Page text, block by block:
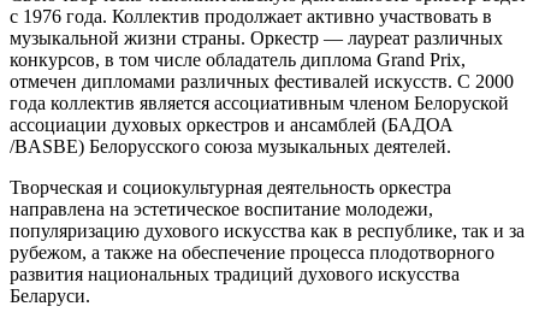
с 1976 года. Коллектив продолжает активно участвовать в
музыкальной жизни страны. Оркестр — лауреат различных
конкурсов, в том числе обладатель диплома Grand Prix,
отмечен дипломами различных фестивалей искусств. С 2000
года коллектив является ассоциативным членом Белоруской
ассоциации духовых оркестров и ансамблей (БАДОА
/BASBE) Белорусского союза музыкальных деятелей.
Творческая и социокультурная деятельность оркестра
направлена на эстетическое воспитание молодежи,
популяризацию духового искусства как в республике, так и за
рубежом, а также на обеспечение процесса плодотворного
развития национальных традиций духового искусства
Беларуси.